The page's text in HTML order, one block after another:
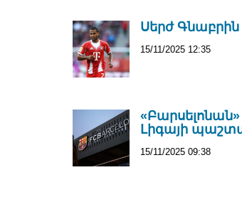
Սերժ
15/11/2025 12:35
«Բարսելոնան»
Լիգայի
15/11/2025 09:38